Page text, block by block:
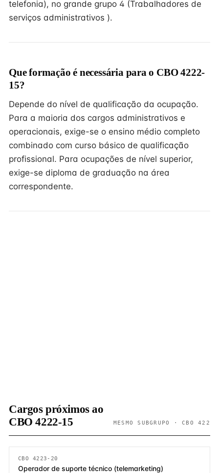
telefonia), no grande grupo 4 (Trabalhadores de
serviços administrativos ).
Que formação é necessária para o CBO 4222-
15?
Depende do nível de qualificação da ocupação.
Para a maioria dos cargos administrativos e
operacionais, exige-se o ensino médio completo
combinado com curso básico de qualificação
profissional. Para ocupações de nível superior,
exige-se diploma de graduação na área
correspondente.
Cargos próximos ao
CBO 4222-15
MESMO SUBGRUPO · CBO 422
CBO 4223-20
Operador de suporte técnico (telemarketing)